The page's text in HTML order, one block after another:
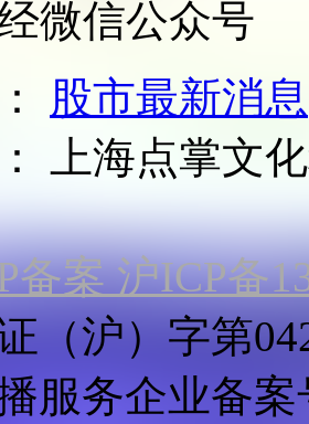
微信公众号
股市最新消息
上海点掌文
备案 沪ICP备
（沪）字第
服务企业备案